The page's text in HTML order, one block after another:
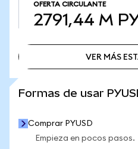
OFERTA CIRCULANTE
2791,44 M
VER MÁS
Formas de usar
Comprar PYUSD
Empieza en pocos pasos.